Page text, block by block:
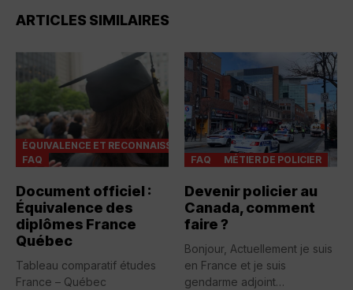
ARTICLES SIMILAIRES
ÉQUIVALENCE ET RECONNAISSANCES
FAQ
Document officiel :
Équivalence des
diplômes France
Québec
Tableau comparatif études
France – Québec
FAQ MÉTIER DE POLICIER
Devenir policier au
Canada, comment
faire ?
Bonjour, Actuellement je suis
en France et je suis
gendarme adjoint